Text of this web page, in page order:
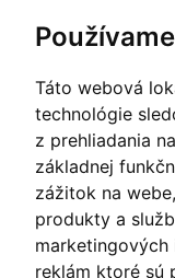
Táto webová
technológie
z prehliadania
základnej
zážitok na webe,
produkty a
marketingových
reklám ktoré sú
Ochrana osobných
Informácie o cookies
Zmeniť nastavenie
PLATOBNÝ SYSTÉM